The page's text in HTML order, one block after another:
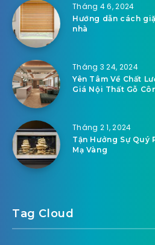
Tháng 4 6, 2024
Hướng dẫn cách
nhà
Tháng 3 24, 2024
Yên Tâm Về Chất
Giá Nội Thất Gỗ
Tháng 2 1, 2024
Tận Hưởng Sự Quý
Mạ Vàng
Tag Cloud